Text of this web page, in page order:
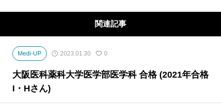
し、全ての医学部受験に対応します。
関連記事
Medi-UP 2023.01.30 0
大阪医科薬科大学医学部医学科 合格 (2021年合格
I・Hさん)